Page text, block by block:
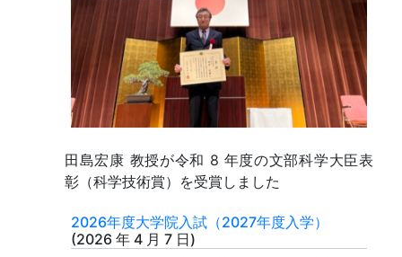
田島宏康 教授が令和 8 年度の文部科学大臣表
彰（科学技術賞）を受賞しました
2026年度大学院入試（2027年度入学）
(2026 年 4 月 7 日)